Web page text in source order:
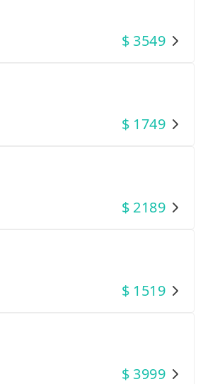
$ 3549
$ 1749
$ 2189
$ 1519
$ 3999